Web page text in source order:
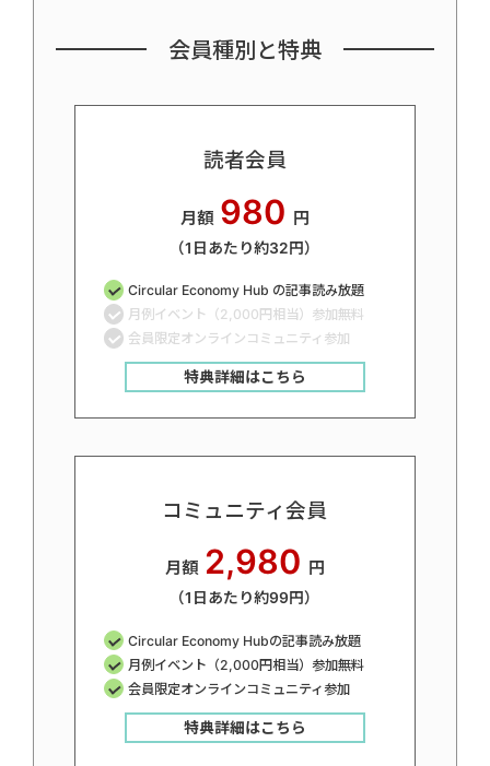
会員種別と特典
読者会員
月額 980 円
（1日あたり約32円）
Circular Economy Hub の記事読み放題
月例イベント（2,000円相当）参加無料
会員限定オンラインコミュニティ参加
特典詳細はこちら
コミュニティ会員
月額 2,980 円
（1日あたり約99円）
Circular Economy Hubの記事読み放題
月例イベント（2,000円相当）参加無料
会員限定オンラインコミュニティ参加
特典詳細はこちら